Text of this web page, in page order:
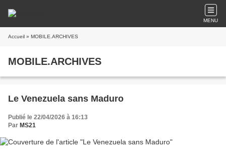
MENU
Accueil » MOBILE.ARCHIVES
MOBILE.ARCHIVES
Le Venezuela sans Maduro
Publié le 22/04/2026 à 16:13
Par MS21